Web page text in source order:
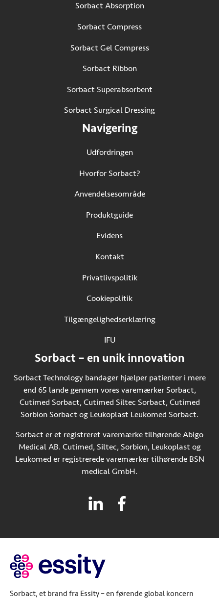
Sorbact Absorption
Sorbact Compress
Sorbact Gel Compress
Sorbact Ribbon
Sorbact Superabsorbent
Sorbact Surgical Dressing
Navigering
Udfordringen
Hvorfor Sorbact?
Anvendelsesområde
Produktguide
Evidens
Kontakt
Privatlivspolitik
Cookiepolitik
Tilgængelighedserklæring
IFU(Åbner i ny fane)
Sorbact – en unik innovation
Sorbact Technology bandager hjælper patienter i mere
end 65 lande gennem vores varemærker Sorbact,
Cutimed Sorbact, Cutimed Siltec Sorbact, Cutimed
Sorbion Sorbact og Leukoplast Leukomed Sorbact.
Sorbact er et registreret varemærke tilhørende Abigo
Medical AB. Cutimed, Siltec, Sorbion, Leukoplast og
Leukomed er registrerede varemærker tilhørende BSN
medical GmbH.
Sorbact, et brand fra Essity – en førende global koncern